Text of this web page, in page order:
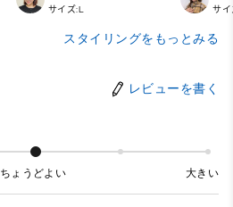
サイズ:L サ
スタイリングをもっとみる
レビューを書く
ちょうどよい 大きい